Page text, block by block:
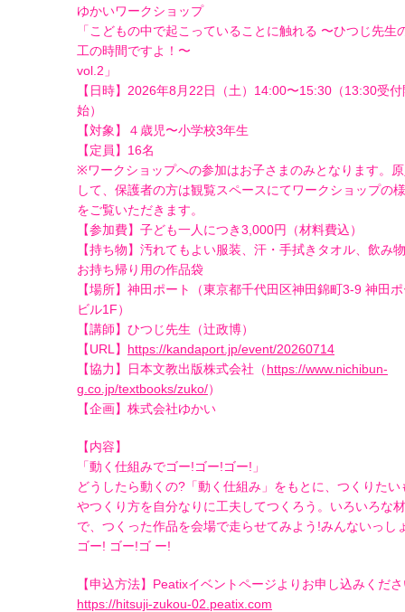
ゆかいワークショップ
「こどもの中で起こっていることに触れる 〜ひつじ先生
工の時間ですよ！〜
vol.2」
【日時】2026年8月22日（土）14:00〜15:30（13:30受付
始）
【対象】４歳児〜小学校3年生
【定員】16名
※ワークショップへの参加はお子さまのみとなります。
して、保護者の方は観覧スペースにてワークショップの
をご覧いただきます。
【参加費】子ども一人につき3,000円（材料費込）
【持ち物】汚れてもよい服装、汗・手拭きタオル、飲み
お持ち帰り用の作品袋
【場所】神田ポート（東京都千代田区神田錦町3-9 神田
ビル1F）
【講師】ひつじ先生（辻政博）
【URL】 https://kandaport.jp/event/20260714
【協力】日本文教出版株式会社（https://www.nichibun-
g.co.jp/textbooks/zuko/）
【企画】株式会社ゆかい
【内容】
「動く仕組みでゴー!ゴー!ゴー!」
どうしたら動くの?「動く仕組み」をもとに、つくりたい
やつくり方を自分なりに工夫してつくろう。いろいろな
で、つくった作品を会場で走らせてみよう!みんないっし
ゴー! ゴー!ゴ ー!
【申込方法】Peatixイベントページよりお申し込みくだ
https://hitsuji-zukou-02.peatix.com